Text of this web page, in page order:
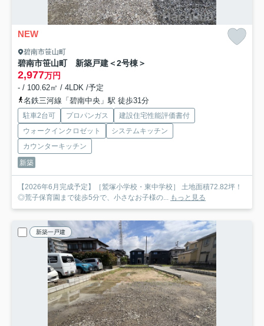
NEW
碧南市笹山町
碧南市笹山町 新築戸建＜2号棟＞
2,977万円
- / 100.62㎡ / 4LDK /予定
名鉄三河線「碧南中央」駅 徒歩31分
駐車2台可 プロパンガス
建設住宅性能評価書付
ウォークインクロゼット
システムキッチン
カウンターキッチン
新築
【2026年6月完成予定】［鷲塚小学校・東中学校］ 土地面積72.82坪！
◎荒子保育園まで徒歩5分で、小さなお子様の... もっと見る
新築一戸建